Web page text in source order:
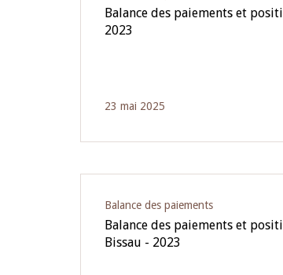
Balance des paiements et
2023
23 mai 2025
Balance des paiements
Balance des paiements et
Bissau - 2023